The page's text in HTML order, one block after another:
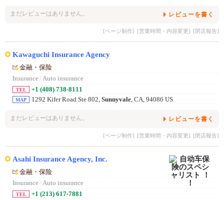
まだレビューはありません。 レビューを書く
[ページ制作] [営業時間・内容変更] [閉店報告]
Kawaguchi Insurance Agency
金融・保险
Insurance/ Auto insurance
TEL +1 (408) 738-8111
MAP 1292 Kifer Road Ste 802, Sunnyvale, CA, 94086 US
まだレビューはありません。 レビューを書く
[ページ制作] [営業時間・内容変更] [閉店報告]
Asahi Insurance Agency, Inc.
金融・保险
Insurance/ Auto insurance
TEL
+1 (213) 617-7881